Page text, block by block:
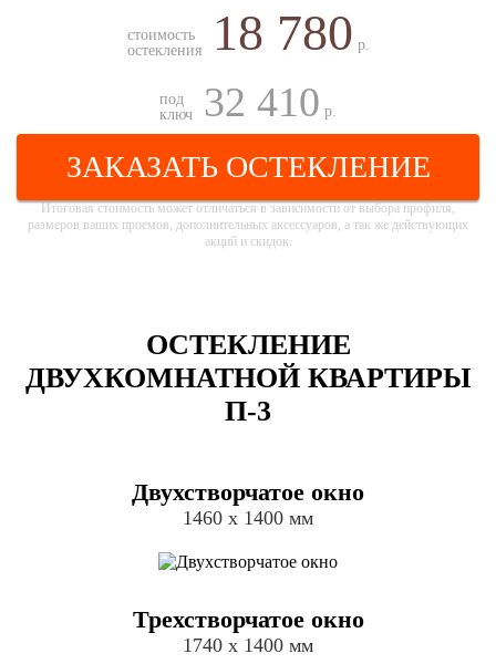
стоимость
остекления
18 780 р.
под
ключ
32 410 р.
ЗАКАЗАТЬ ОСТЕКЛЕНИЕ
Итоговая стоимость может отличаться в зависимости от выбора профиля,
размеров ваших проемов, дополнительных аксессуаров, а так же действующих
акций и скидок.
ОСТЕКЛЕНИЕ
ДВУХКОМНАТНОЙ КВАРТИРЫ
П-3
Двухстворчатое окно
1460 х 1400 мм
Трехстворчатое окно
1740 х 1400 мм